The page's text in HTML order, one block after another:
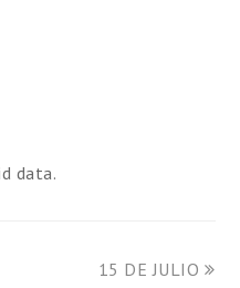
data.
15 DE JULIO